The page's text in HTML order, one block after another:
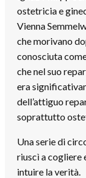
ostetricia e
Vienna
che morivano
conosciuta
che nel suo
era
dell’attiguo
soprattutto
Una serie di
riuscì a cogliere
intuire la verità.